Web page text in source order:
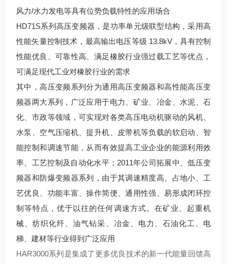
风力/水力发电等具有位势负载特性的应用场合
HD71S系列高压变频器，是功率单元级联型结构，采用高
性能矢量控制技术，最高输出电压等级 13.8kV，具有控制
性能优良、可靠性高、满足橡胶行业强过载工艺等优点，
可满足现代工业对橡胶行业的需求
其中，高压变频系列分为通用高压变频器和高性能高压变
频器两大系列，广泛应用于电力、矿业、冶金、 水泥 、石
化、市政等领域，可实现对各类高压电动机驱动的风机
水泵
空气压缩机 、提升机 皮带机等负载的软启动 、智
能控制和调速节能 ，从而有效提高工业企业的能源利用效
率、工艺控制及自动化水平；2011年公司拓展中、低压变
频器和防爆变频器系列，由于其调速精度高、占地小、工
艺优良、功能丰富、操作简便、通用性强、易形成闭环控
制等特点，优于以往的任何调速方式。在矿业、 起重机
械 、纺织化纤 、油气钻采 、冶金、电力、石油化工、电
梯、建材等行业得到广泛应用
HAR3000系列是集成了更多优良技术的新一代能量回馈高